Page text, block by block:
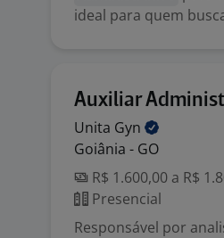
ideal para quem
Auxiliar
Unita Gyn
Goiânia - GO
R$ 1.600,00 a R$
Presencial
Responsável por